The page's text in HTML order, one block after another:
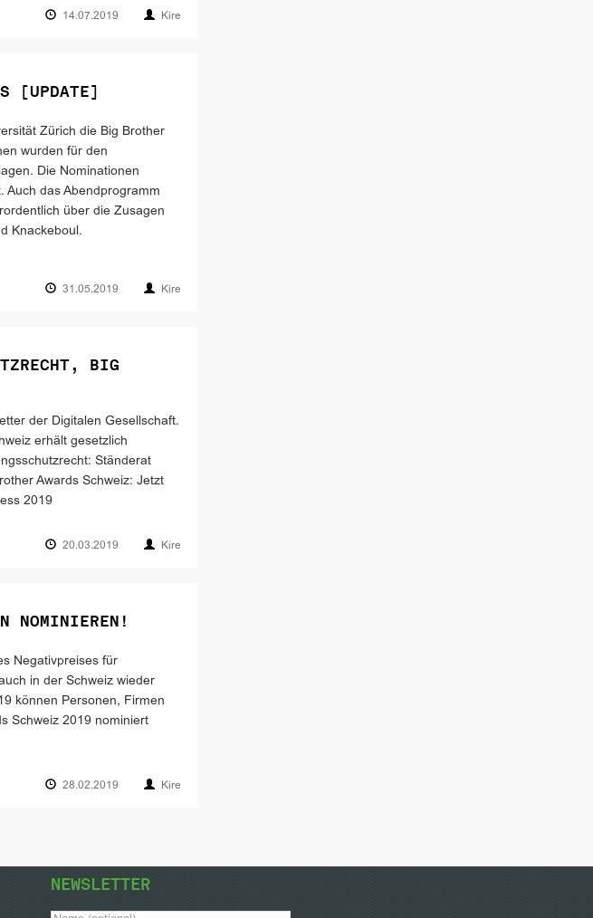
14.07.2019 Kire
[UPDATE]
Zürich die Big Brother
wurden für den
Die Nominationen
Auch das Abendprogramm
über die Zusagen
Knackeboul.
31.05.2019 Kire
BIG
der Digitalen Gesellschaft.
erhält gesetzlich
Ständerat
Awards Schweiz: Jetzt
2019
20.03.2019 Kire
NOMINIEREN!
Negativpreises für
in der Schweiz wieder
können Personen, Firmen
Schweiz 2019 nominiert
28.02.2019 Kire
NEWSLETTER